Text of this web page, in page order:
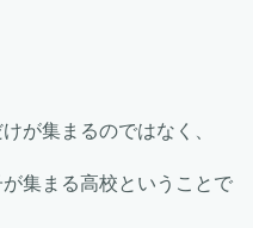
が集まるのではなく、
集まる高校ということで